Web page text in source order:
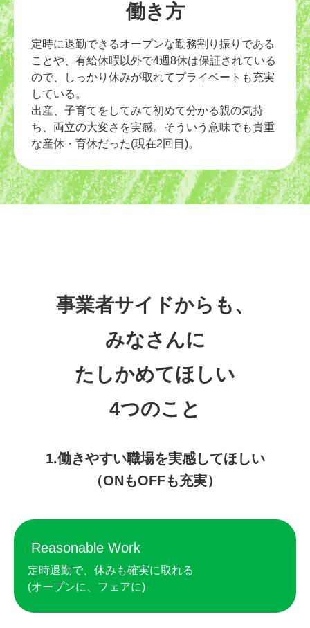
働き方
定時に退勤できるオープンな勤務割り振りである
ことや、有給休暇以外で4週8休は保証されている
ので、しっかり休みが取れてプライベートも充実
している。
出産、子育てをしてみて初めて分かる親の気持
ち、両立の大変さを実感。そういう意味でも貴重
な産休・育休だった(現在2回目)。
事業者サイドからも、
みなさんに
たしかめてほしい
4つのこと
1.働きやすい職場を実感してほしい
（ONもOFFも充実）
Reasonable Work
定時退勤で、休みも確実に取れる
(オープンに、フェアに)